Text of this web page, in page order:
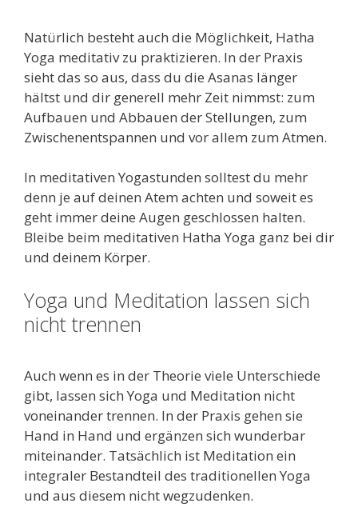
Natürlich besteht auch die Möglichkeit, Hatha
Yoga meditativ zu praktizieren. In der Praxis
sieht das so aus, dass du die Asanas länger
hältst und dir generell mehr Zeit nimmst: zum
Aufbauen und Abbauen der Stellungen, zum
Zwischenentspannen und vor allem zum Atmen.
In meditativen Yogastunden solltest du mehr
denn je auf deinen Atem achten und soweit es
geht immer deine Augen geschlossen halten.
Bleibe beim meditativen Hatha Yoga ganz bei dir
und deinem Körper.
Yoga und Meditation lassen sich
nicht trennen
Auch wenn es in der Theorie viele Unterschiede
gibt, lassen sich Yoga und Meditation nicht
voneinander trennen. In der Praxis gehen sie
Hand in Hand und ergänzen sich wunderbar
miteinander. Tatsächlich ist Meditation ein
integraler Bestandteil des traditionellen Yoga
und aus diesem nicht wegzudenken.